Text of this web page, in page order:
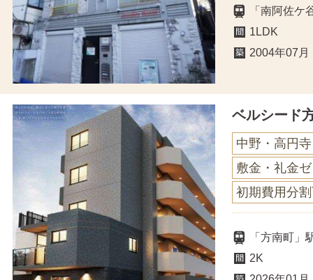
「南阿佐
1LDK
2004年07月
ベルシード
中野・高円寺
敷金・礼金
初期費用分
「方南町
2K